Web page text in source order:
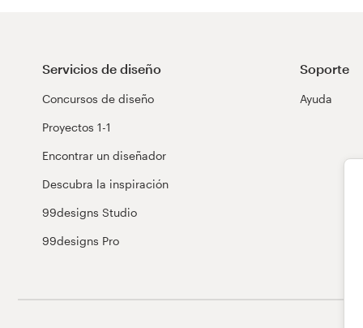
Servicios de diseño
Concursos de diseño
Proyectos 1-1
Encontrar un diseñador
Descubra la inspiración
99designs Studio
99designs Pro
Soporte
Ayuda